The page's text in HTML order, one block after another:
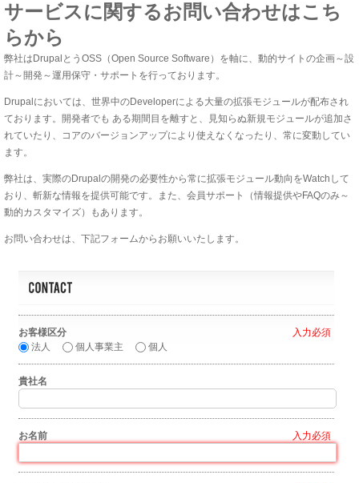
サービスに関するお問い合わせはこち
らから
弊社はDrupalとうOSS（Open Source Software）を軸に、動的サイトの企画～設
計～開発～運用保守・サポートを行っております。
Drupalにおいては、世界中のDeveloperによる大量の拡張モジュールが配布され
ております。開発者でも ある期間目を離すと、見知らぬ新規モジュールが追加さ
れていたり、コアのバージョンアップにより使えなくなったり、常に変動してい
ます。
弊社は、実際のDrupalの開発の必要性から常に拡張モジュール動向をWatchして
おり、斬新な情報を提供可能です。また、会員サポート（情報提供やFAQのみ～
動的カスタマイズ）もあります。
お問い合わせは、下記フォームからお願いいたします。
お客様区分
法人
個人事業主 個人
貴社名
お名前